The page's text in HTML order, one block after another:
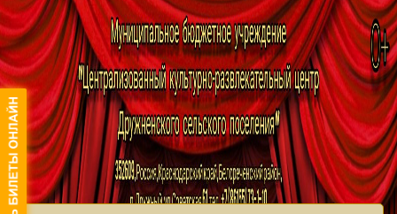
МБУ ЦКРЦ
ДРУЖНЕНСКОГО
МЕНЮ